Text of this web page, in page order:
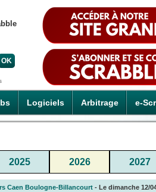
Logiciels Arbitrage e-
2025 2026 2027
Caen Boulogne-Billancourt - Le dimanche 12/